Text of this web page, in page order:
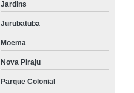
Jardins
Jurubatuba
Moema
Nova Piraju
Parque Colonial